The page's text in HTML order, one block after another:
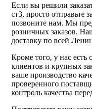
Если вы решили
ст3, просто отправьте
позвоните нам. Мы
розничных заказов.
доставку по всей
Кроме того, у нас есть
клиентов и крупных
ваше производство
проверенного
контроль качества